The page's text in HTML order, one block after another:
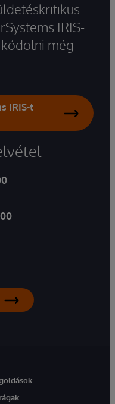
IRIS-
még
IRIS-t